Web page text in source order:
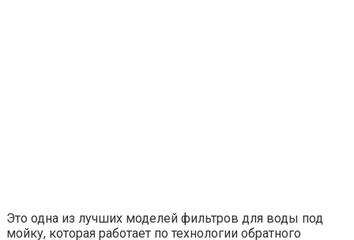
Это одна из лучших моделей фильтров для воды под
мойку, которая работает по технологии обратного